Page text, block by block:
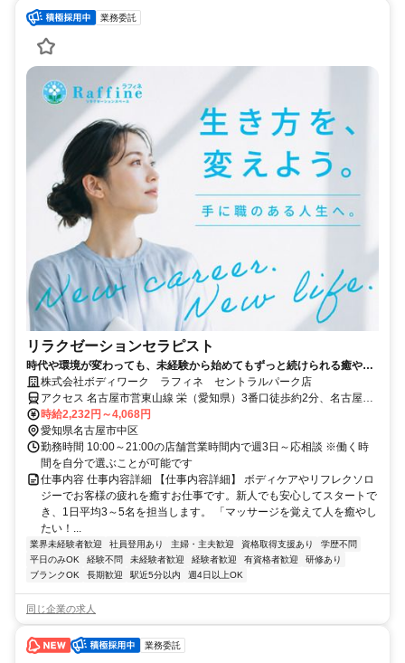
業務委託
リラクゼーションセラピスト
時代や環境が変わっても、未経験から始めてもずっと続けられる癒やし
の仕事。手に職を身につけて、生き方を変えよう。
株式会社ボディワーク ラフィネ セントラルパーク店
アクセス 名古屋市営東山線 栄（愛知県）3番口徒歩約2分、名古屋市
営名城線 栄（愛知県）3番口徒歩約2分、名古屋市営名城線/名古屋市
営名港線 久屋大通4B口徒歩約3分 最寄駅：栄・栄町駅
時給2,232円～4,068円
愛知県名古屋市中区
勤務時間 10:00～21:00の店舗営業時間内で週3日～応相談 ※働く時
間を自分で選ぶことが可能です
仕事内容 仕事内容詳細 【仕事内容詳細】 ボディケアやリフレクソロ
ジーでお客様の疲れを癒すお仕事です。新人でも安心してスタートで
き、1日平均3～5名を担当します。 「マッサージを覚えて人を癒やし
たい！...
業界未経験者歓迎 社員登用あり 主婦・主夫歓迎 資格取得支援あり
学歴不問
平日のみOK
経験不問 未経験者歓迎 経験者歓迎 有資格者歓迎
研修あり
ブランクOK
長期歓迎 駅近5分以内 週4日以上OK
同じ企業の求人
業務委託